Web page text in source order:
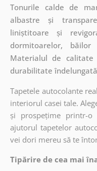
Tonurile calde de
albastre și
liniștitoare și
dormitoarelor,
Materialul de
durabilitate
Tapetele autocolante
interiorul casei tale.
și prospețime printr-o
ajutorul tapetelor
vei dori mereu să te
Tipărire de cea mai